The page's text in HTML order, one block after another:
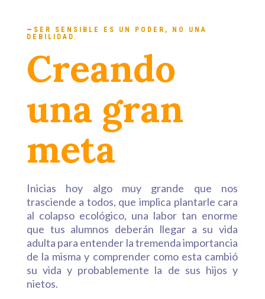
— SER SENSIBLE ES UN PODER, NO UNA
DEBILIDAD.
Creando
una gran
meta
Inicias hoy algo muy grande que nos
trasciende a todos, que implica plantarle cara
al colapso ecológico, una labor tan enorme
que tus alumnos deberán llegar a su vida
adulta para entender la tremenda importancia
de la misma y comprender como esta cambió
su vida y probablemente la de sus hijos y
nietos.